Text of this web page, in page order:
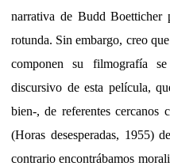
narrativa de Budd Boetticher
rotunda. Sin embargo, creo
componen su filmografía
discursivo de esta película,
bien-, de referentes cercanos
(Horas desesperadas, 1955)
contrario encontrábamos